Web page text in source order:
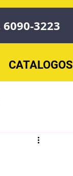
6090-3223
CATALOGOS